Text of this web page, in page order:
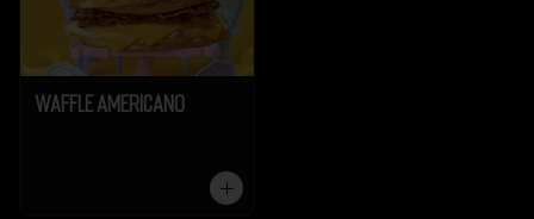
Waffle Americano